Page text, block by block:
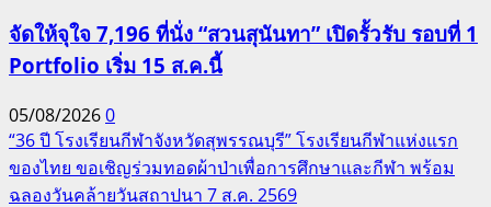
จัดให้จุใจ 7,196 ที่นั่ง “สวนสุนันทา” เปิดรั้วรับ รอบที่ 1
Portfolio เริ่ม 15 ส.ค.นี้
05/08/20260
“36 ปี โรงเรียนกีฬาจังหวัดสุพรรณบุรี” โรงเรียนกีฬาแห่งแรก
ของไทย ขอเชิญร่วมทอดผ้าป่าเพื่อการศึกษาและกีฬา พร้อม
ฉลองวันคล้ายวันสถาปนา 7 ส.ค. 2569